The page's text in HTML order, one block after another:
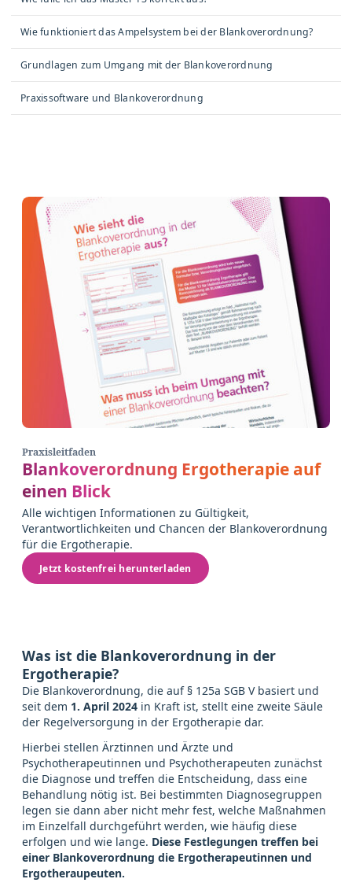
Wie funktioniert das Ampelsystem bei der Blankoverordnung?
Grundlagen zum Umgang mit der Blankoverordnung
Praxissoftware und Blankoverordnung
Praxisleitfaden
Blankoverordnung Ergotherapie auf
einen Blick
Alle wichtigen Informationen zu Gültigkeit,
Verantwortlichkeiten und Chancen der Blankoverordnung
für die Ergotherapie.
Jetzt kostenfrei herunterladen
Was ist die Blankoverordnung in der
Ergotherapie?
Die Blankoverordnung, die auf § 125a SGB V basiert und
seit dem 1. April 2024 in Kraft ist, stellt eine zweite Säule
der Regelversorgung in der Ergotherapie dar.
Hierbei stellen Ärztinnen und Ärzte und
Psychotherapeutinnen und Psychotherapeuten zunächst
die Diagnose und treffen die Entscheidung, dass eine
Behandlung nötig ist. Bei bestimmten Diagnosegruppen
legen sie dann aber nicht mehr fest, welche Maßnahmen
im Einzelfall durchgeführt werden, wie häufig diese
erfolgen und wie lange. Diese Festlegungen treffen bei
einer Blankoverordnung die Ergotherapeutinnen und
Ergotheraupeuten.